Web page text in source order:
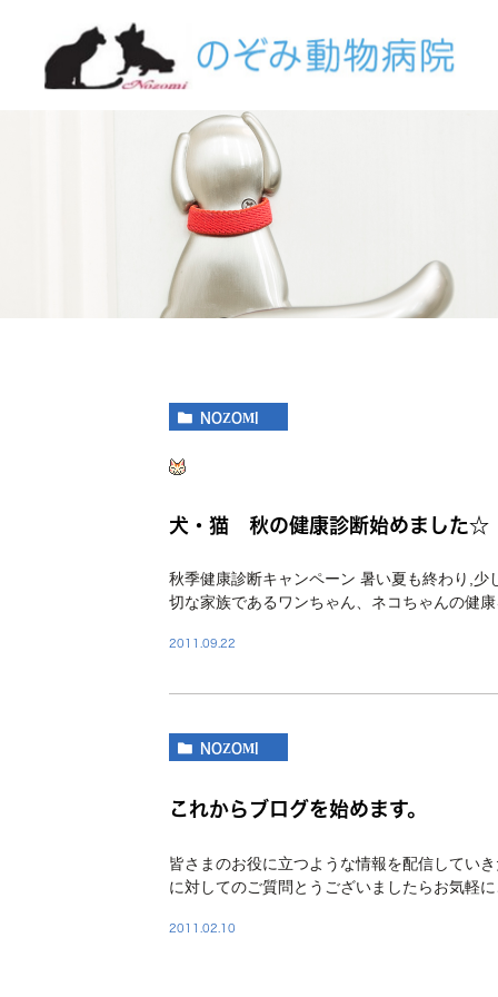
NOZOMI
犬・猫 秋の健康診断始めました☆
秋季健康診断キャンペーン 暑い夏も終わり,
切な家族であるワンちゃん、ネコちゃんの健
2011.09.22
NOZOMI
これからブログを始めます。
皆さまのお役に立つような情報を配信してい
に対してのご質問とうございましたらお気軽
2011.02.10